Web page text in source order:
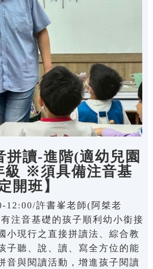
拼讀-進階(適幼兒園
級 ※須具備注音基
開班】
12:00/許書峯老師(阿桀老
注音基礎的孩子順利幼小銜接
小現行之直接拼讀法、綜合教
子聽、說、讀、寫全方位的能
音與閱讀活動，增進孩子閱讀